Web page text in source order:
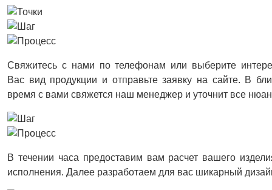
Свяжитесь с нами по телефонам или выберите
Вас вид продукции и отправьте заявку на сайте. В
время с вами свяжется наш менеджер и уточнит все
В течении часа предоставим вам расчет вашего
исполнения. Далее разработаем для вас шикарный